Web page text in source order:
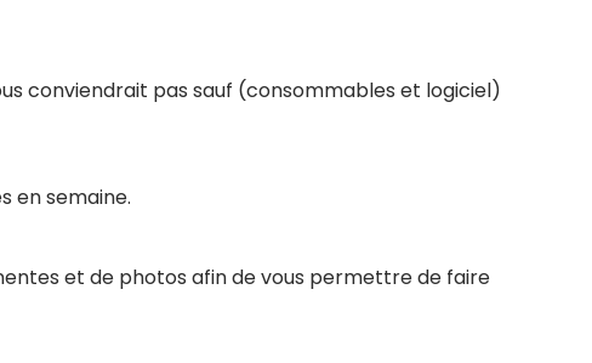
conviendrait pas sauf (consommables et logiciel)
en semaine.
et de photos afin de vous permettre de faire